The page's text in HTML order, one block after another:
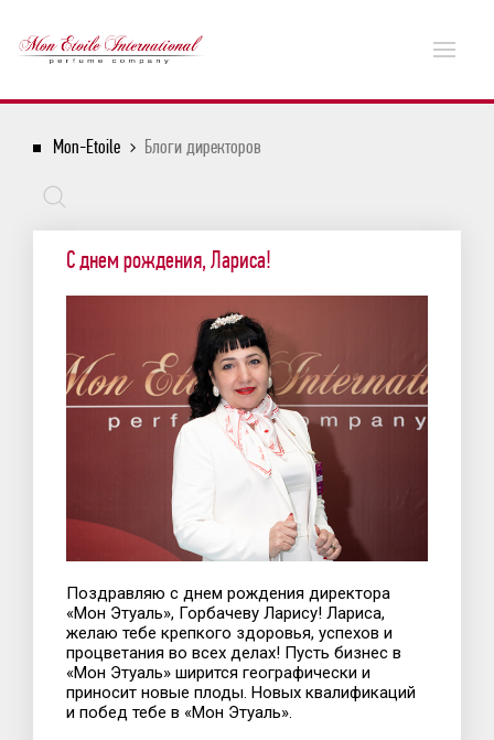
Mon-Etoile Блоги директоров
С днем рождения, Лариса!
Поздравляю с днем рождения директора
«Мон Этуаль», Горбачеву Ларису! Лариса,
желаю тебе крепкого здоровья, успехов и
процветания во всех делах! Пусть бизнес в
«Мон Этуаль» ширится географически и
приносит новые плоды. Новых квалификаций
и побед тебе в «Мон Этуаль».